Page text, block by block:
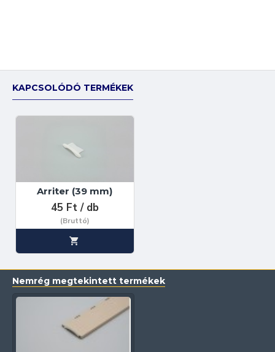
KAPCSOLÓDÓ TERMÉKEK
Arriter (39 mm)
45 Ft / db
(Bruttó)
Nemrég megtekintett termékek